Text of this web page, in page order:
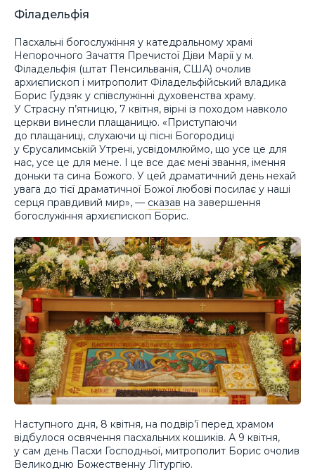
Філадельфія
Пасхальні богослужіння у катедральному храмі
Непорочного Зачаття Пречистої Діви Марії у м.
Філадельфія (штат Пенсильванія, США) очолив
архиєпископ і митрополит Філадельфійський владика
Борис Ґудзяк у співслужінні духовенства храму.
У Страсну п’ятницю, 7 квітня, вірні із походом навколо
церкви винесли плащаницю. «Приступаючи
до плащаниці, слухаючи ці пісні Богородиці
у Єрусалимській Утрені, усвідомлюймо, що усе це для
нас, усе це для мене. І це все дає мені звання, імення
доньки та сина Божого. У цей драматичний день нехай
увага до тієї драматичної Божої любові посилає у наші
серця правдивий мир», — сказав на завершення
богослужіння архиєпископ Борис.
Наступного дня, 8 квітня, на подвір’ї перед храмом
відбулося освячення пасхальних кошиків. А 9 квітня,
у сам день Пасхи Господньої, митрополит Борис очолив
Великодню Божественну Літургію.